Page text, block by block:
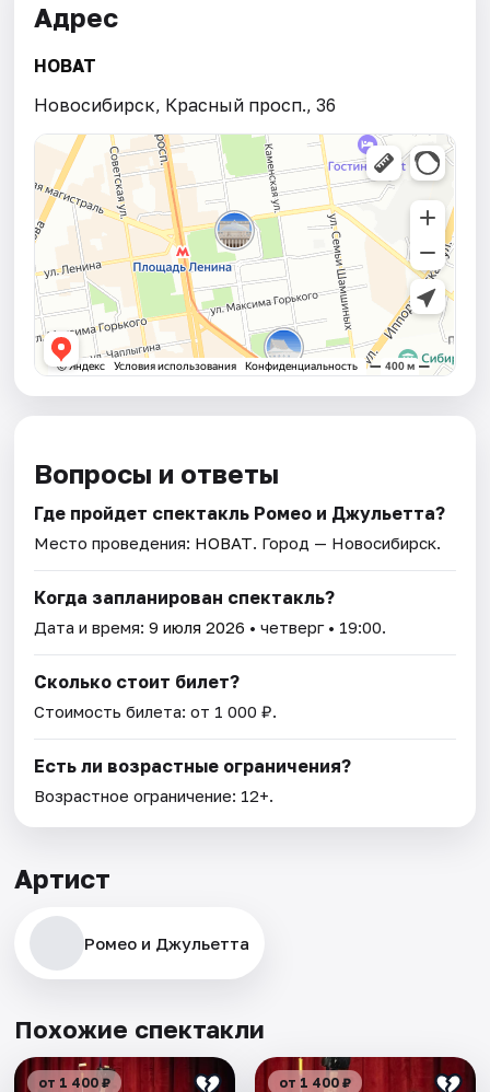
Адрес
НОВАТ
Новосибирск, Красный просп., 36
Вопросы и ответы
Где пройдет спектакль Ромео и Джульетта?
Место проведения: НОВАТ. Город — Новосибирск.
Когда запланирован спектакль?
Дата и время:9 июля 2026 • четверг • 19:00.
Сколько стоит билет?
Стоимость билета: от 1 000 ₽.
Есть ли возрастные ограничения?
Возрастное ограничение: 12+.
Артист
Ромео и Джульетта
Похожие спектакли
от 1 400 ₽ от 1 400 ₽